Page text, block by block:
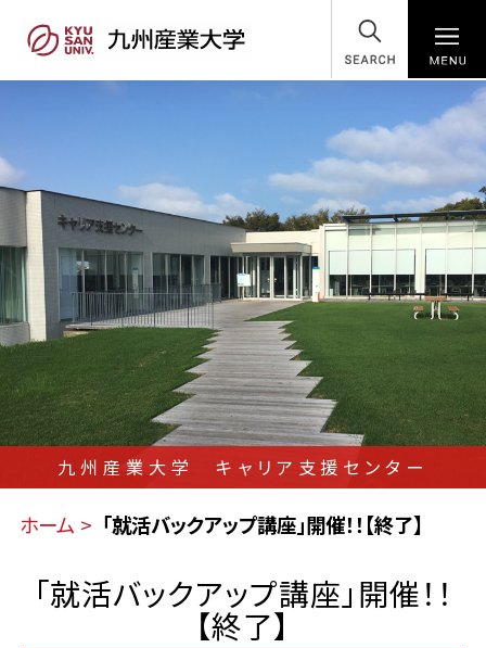
SEARCH
九州産業大学 キャリア支援センター
ホーム 「就活バックアップ講座」開催！！【終了】
「就活バックアップ講座」開催！！
【終了】